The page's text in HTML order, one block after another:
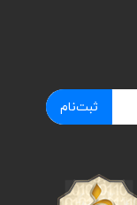
ثبت‌نام